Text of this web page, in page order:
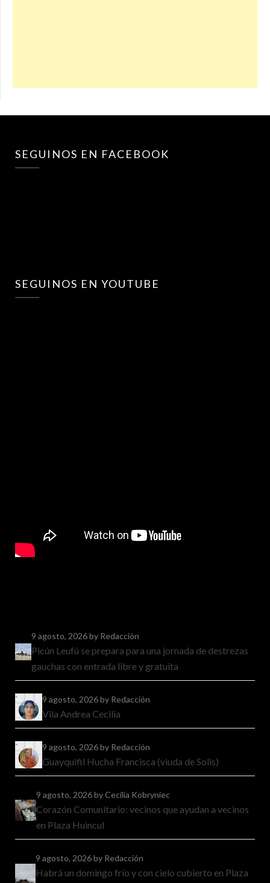
SEGUINOS EN FACEBOOK
SEGUINOS EN YOUTUBE
9 agosto, 2026by Redacción
Picún Leufú se prepara para una jornada de destrezas
gauchas con entrada libre y gratuita
9 agosto, 2026by Redacción
Vila Andrea Cecilia
9 agosto, 2026by Redacción
Guayquifil Hucha Francisca (viuda de Solis)
9 agosto, 2026by Cecilia Kobryniec
Corazón Comunitario: vecinos que ayudan a vecinos
en Plaza Huincul
9 agosto, 2026by Redacción
Habrá un domingo frío y con cielo cubierto en Plaza